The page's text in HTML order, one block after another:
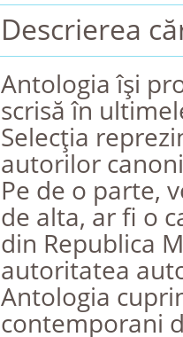
Descrierea
Antologia îşi
scrisă în
Selecţia
autorilor
Pe de o parte,
de alta, ar fi o
din Republica
autoritatea
Antologia
contemporani